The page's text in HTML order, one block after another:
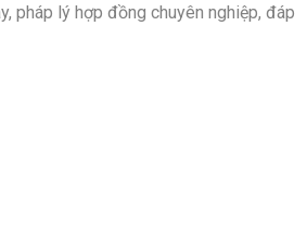
pháp lý hợp đồng chuyên nghiệp, đáp